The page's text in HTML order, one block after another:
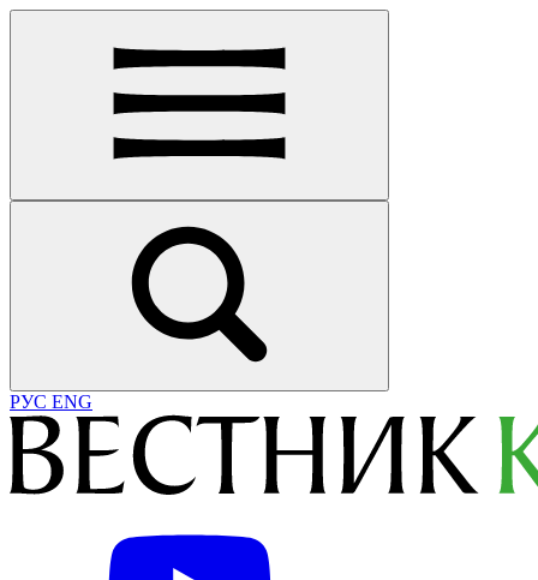
РУС ENG